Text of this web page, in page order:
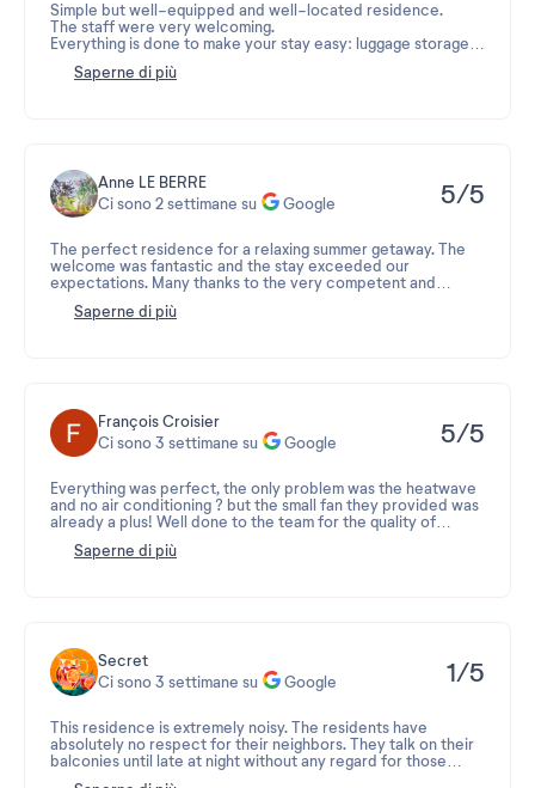
Simple but well-equipped and well-located residence.
The staff were very welcoming.
Everything is done to make your stay easy: luggage storage,
The island is perfect for disconnecting!
Saperne di più
Anne LE BERRE
Ci sono 2 settimane su
Google 5/5
The perfect residence for a relaxing summer getaway. The
welcome was fantastic and the stay exceeded our
expectations. Many thanks to the very competent and
advice.
Saperne di più
François Croisier
Ci sono 3 settimane su
Google 5/5
Everything was perfect, the only problem was the heatwave
and no air conditioning ? but the small fan they provided was
already a plus! Well done to the team for the quality of
Saperne di più
Secret
Ci sono 3 settimane su
Google 1/5
This residence is extremely noisy. The residents have
absolutely no respect for their neighbors. They talk on their
balconies until late at night without any regard for those